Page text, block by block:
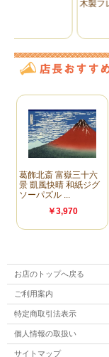
お店のトップへ戻る
ご利用案内
特定商取引法表示
個人情報の取扱い
サイトマップ